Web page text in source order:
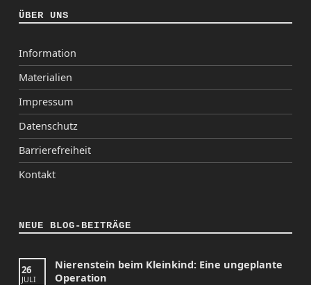
ÜBER UNS
Information
Materialien
Impressum
Datenschutz
Barrierefreiheit
Kontakt
NEUE BLOG-BEITRÄGE
26
JULI
Nierenstein beim Kleinkind: Eine ungeplante
Operation